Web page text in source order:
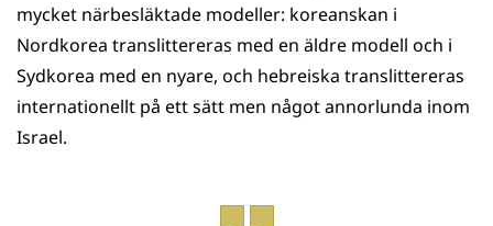
mycket närbesläktade modeller: koreanskan i
Nordkorea translittereras med en äldre modell och i
Sydkorea med en nyare, och hebreiska translittereras
internationellt på ett sätt men något annorlunda inom
Israel.